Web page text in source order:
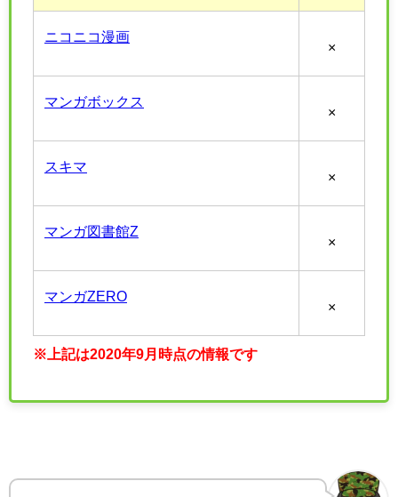
ニコニコ漫画
×
マンガボックス
×
スキマ
×
マンガ図書館Z
×
マンガZERO
×
※上記は2020年9月時点の情報です